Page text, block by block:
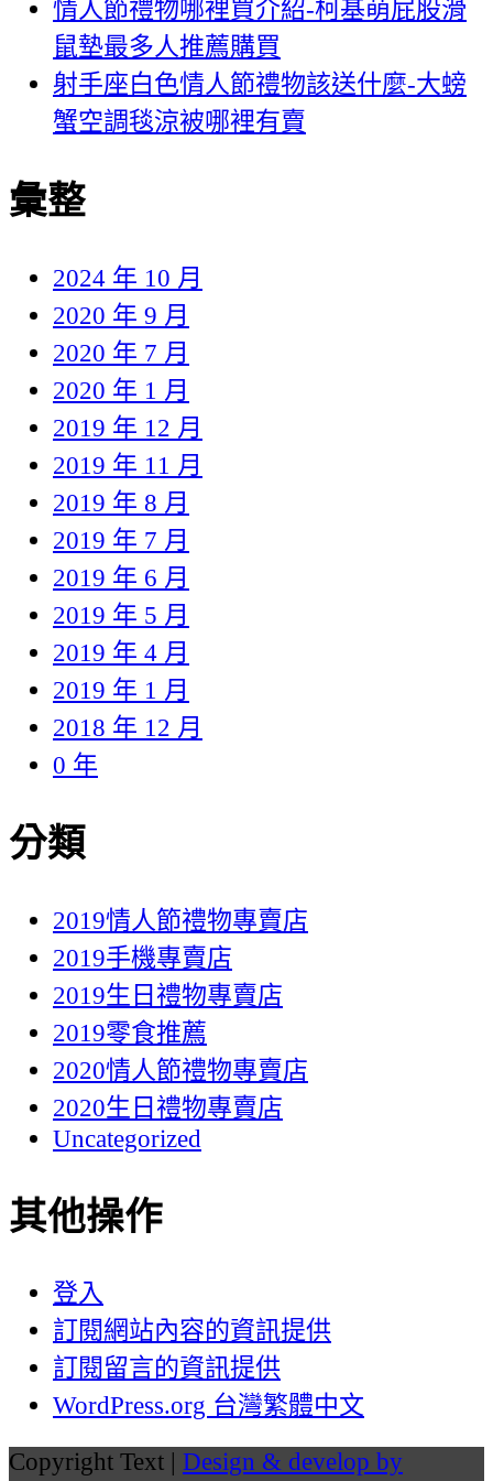
情人節禮物哪裡買介紹-柯基萌屁股滑
鼠墊最多人推薦購買
射手座白色情人節禮物該送什麼-大螃
蟹空調毯涼被哪裡有賣
彙整
2024 年 10 月
2020 年 9 月
2020 年 7 月
2020 年 1 月
2019 年 12 月
2019 年 11 月
2019 年 8 月
2019 年 7 月
2019 年 6 月
2019 年 5 月
2019 年 4 月
2019 年 1 月
2018 年 12 月
0 年
分類
2019情人節禮物專賣店
2019手機專賣店
2019生日禮物專賣店
2019零食推薦
2020情人節禮物專賣店
2020生日禮物專賣店
Uncategorized
其他操作
登入
訂閱網站內容的資訊提供
訂閱留言的資訊提供
WordPress.org 台灣繁體中文
Copyright Text | Design & develop by